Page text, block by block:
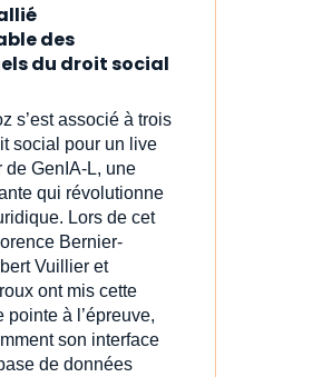
des
du droit social
s’est associé à trois
social pour un live
GenIA‑L, une
qui révolutionne
Lors de cet
Bernier-
Vuillier et
ont mis cette
à l’épreuve,
son interface
de données